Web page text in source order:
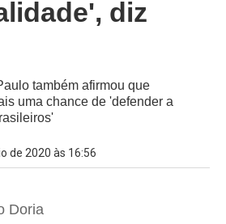
diz
também afirmou que
uma chance de 'defender a
de 2020 às 16:56